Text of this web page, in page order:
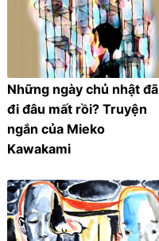
Những ngày chủ nhật đã
đi đâu mất rồi? Truyện
ngắn của Mieko
Kawakami